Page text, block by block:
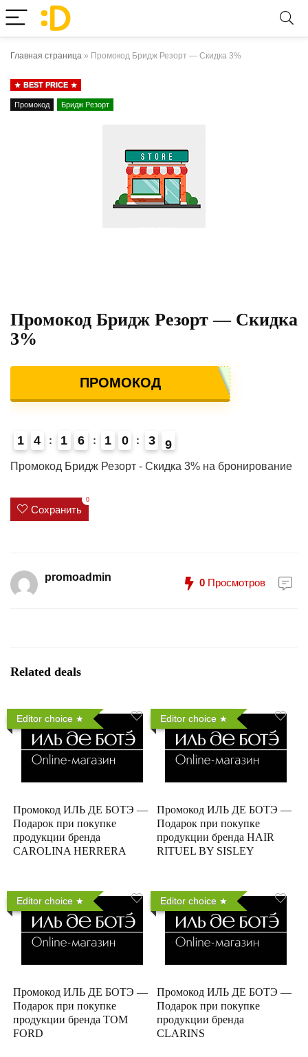
Главная страница » Промокод Бридж Резорт — Скидка 3%
BEST PRICE
Промокод Бридж Резорт
Промокод Бридж Резорт — Скидка
3%
ПРОМОКОД
1
4
4 1 6 1 0 3
8
9
Промокод Бридж Резорт - Скидка 3% на бронирование
Сохранить
0
promoadmin 0 Просмотров
Related deals
Editor choice
Промокод ИЛЬ ДЕ БОТЭ —
Подарок при покупке
продукции бренда
CAROLINA HERRERA
Editor choice
Промокод ИЛЬ ДЕ БОТЭ —
Подарок при покупке
продукции бренда HAIR
RITUEL BY SISLEY
Editor choice
Промокод ИЛЬ ДЕ БОТЭ —
Подарок при покупке
продукции бренда TOM
FORD
Editor choice
Промокод ИЛЬ ДЕ БОТЭ —
Подарок при покупке
продукции бренда
CLARINS